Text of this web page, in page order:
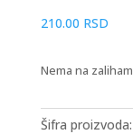
210.00 RSD
Nema na
Šifra proizvoda: